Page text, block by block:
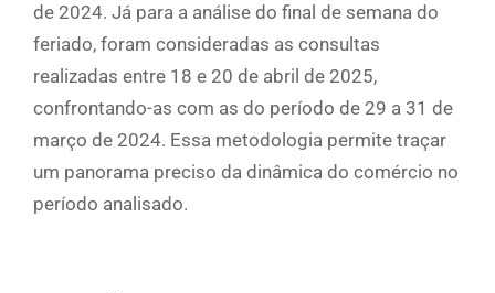
de 2024. Já para a análise do final de semana do
feriado, foram consideradas as consultas
realizadas entre 18 e 20 de abril de 2025,
confrontando-as com as do período de 29 a 31 de
março de 2024. Essa metodologia permite traçar
um panorama preciso da dinâmica do comércio no
período analisado.